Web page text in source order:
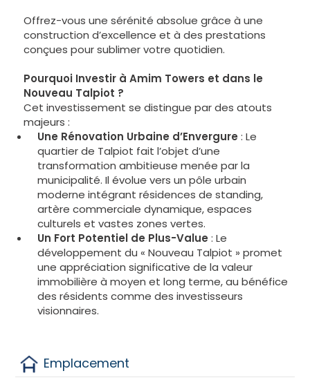
Offrez-vous une sérénité absolue grâce à une
construction d’excellence et à des prestations
conçues pour sublimer votre quotidien.
Pourquoi Investir à Amim Towers et dans le
Nouveau Talpiot ?
Cet investissement se distingue par des atouts
majeurs :
Une Rénovation Urbaine d’Envergure : Le
quartier de Talpiot fait l’objet d’une
transformation ambitieuse menée par la
municipalité. Il évolue vers un pôle urbain
moderne intégrant résidences de standing,
artère commerciale dynamique, espaces
culturels et vastes zones vertes.
Un Fort Potentiel de Plus-Value : Le
développement du « Nouveau Talpiot » promet
une appréciation significative de la valeur
immobilière à moyen et long terme, au bénéfice
des résidents comme des investisseurs
visionnaires.
Emplacement